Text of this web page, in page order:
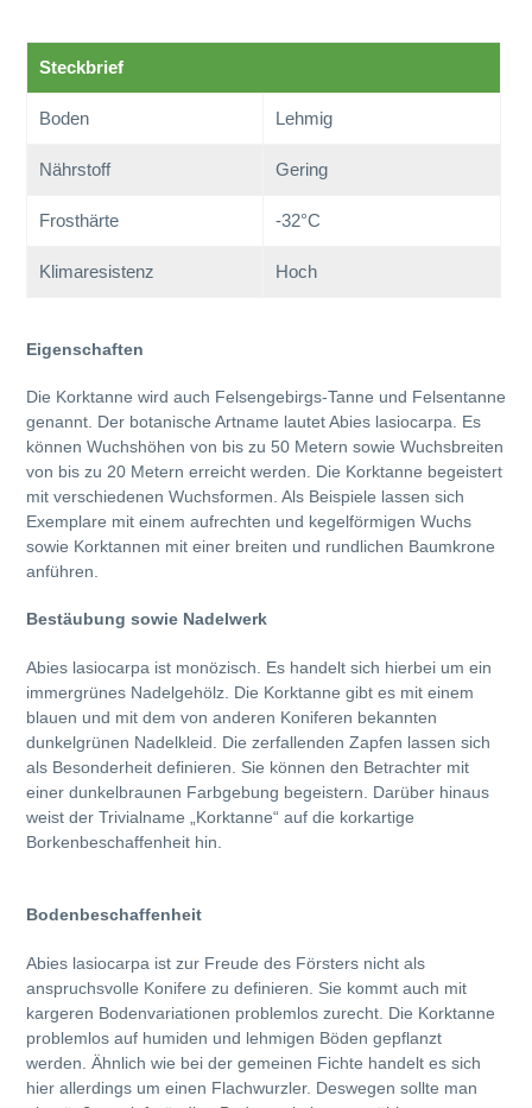
wird
zum
Warenkorb
hinzugefügt
Steckbrief
Boden Lehmig
Nährstoff Gering
Frosthärte -32°C
Klimaresistenz Hoch
Eigenschaften
Die Korktanne wird auch Felsengebirgs-Tanne und Felsentanne
genannt. Der botanische Artname lautet Abies lasiocarpa. Es
können Wuchshöhen von bis zu 50 Metern sowie Wuchsbreiten
von bis zu 20 Metern erreicht werden. Die Korktanne begeistert
mit verschiedenen Wuchsformen. Als Beispiele lassen sich
Exemplare mit einem aufrechten und kegelförmigen Wuchs
sowie Korktannen mit einer breiten und rundlichen Baumkrone
anführen.
Bestäubung sowie Nadelwerk
Abies lasiocarpa ist monözisch. Es handelt sich hierbei um ein
immergrünes Nadelgehölz. Die Korktanne gibt es mit einem
blauen und mit dem von anderen Koniferen bekannten
dunkelgrünen Nadelkleid. Die zerfallenden Zapfen lassen sich
als Besonderheit definieren. Sie können den Betrachter mit
einer dunkelbraunen Farbgebung begeistern. Darüber hinaus
weist der Trivialname „Korktanne“ auf die korkartige
Borkenbeschaffenheit hin.
Bodenbeschaffenheit
Abies lasiocarpa ist zur Freude des Försters nicht als
anspruchsvolle Konifere zu definieren. Sie kommt auch mit
kargeren Bodenvariationen problemlos zurecht. Die Korktanne
problemlos auf humiden und lehmigen Böden gepflanzt
werden. Ähnlich wie bei der gemeinen Fichte handelt es sich
hier allerdings um einen Flachwurzler. Deswegen sollte man